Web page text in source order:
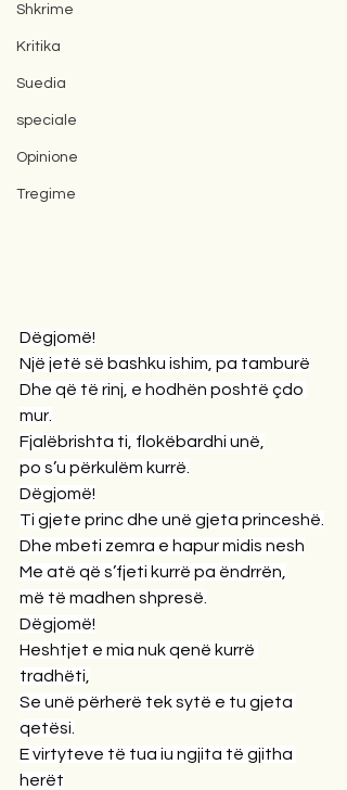
Shkrime
Kritika
Suedia
speciale
Opinione
Tregime
Dëgjomë!
Një jetë së bashku ishim, pa tamburë
Dhe që të rinj, e hodhën poshtë çdo
mur.
Fjalëbrishta ti, flokëbardhi unë,
po s’u përkulëm kurrë.
Dëgjomë!
Ti gjete princ dhe unë gjeta princeshë.
Dhe mbeti zemra e hapur midis nesh
Me atë që s’fjeti kurrë pa ëndrrën,
më të madhen shpresë.
Dëgjomë!
Heshtjet e mia nuk qenë kurrë
tradhëti,
Se unë përherë tek sytë e tu gjeta
qetësi.
E virtyteve të tua iu ngjita të gjitha
herët